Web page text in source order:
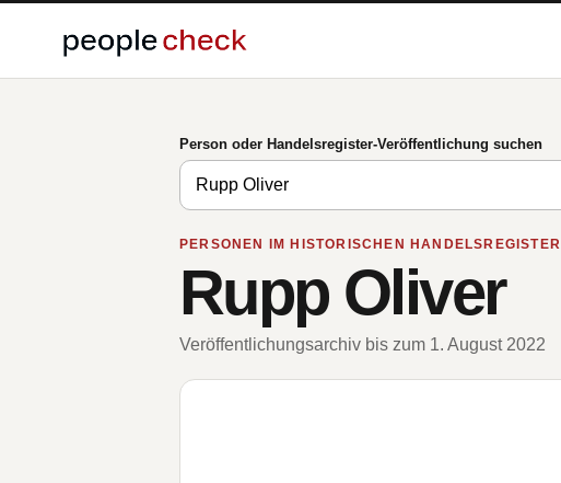
Person oder Handelsregister-Veröffentlichung suchen
PERSONEN IM HISTORISCHEN HANDELSREGISTER
Rupp Oliver
Veröffentlichungsarchiv bis zum 1. August 2022